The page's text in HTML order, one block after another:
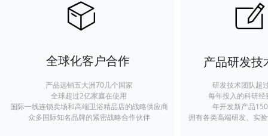
产品远销五大洲70几个国家
全球超过2亿家庭在使用
国际一线连锁卖场和高端卫浴精品店的战略供应商
众多国际知名品牌的紧密战略合作伙伴
全球化客户合作
ꁦ
研发技术团队超
每年投入的科研经
年开发新产品
拥有各类高端研发、实
产品研发技
ꂐ